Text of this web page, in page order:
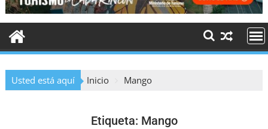
Usted está aquí Inicio Mango
Etiqueta: Mango